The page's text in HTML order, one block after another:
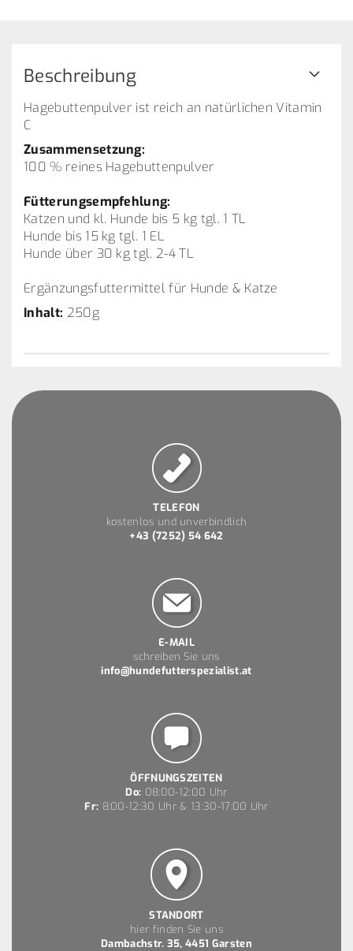
Beschreibung
Hagebuttenpulver ist reich an natürlichen Vitamin
C
Zusammensetzung:
100 % reines Hagebuttenpulver
Fütterungsempfehlung:
Katzen und kl. Hunde bis 5 kg tgl. 1 TL
Hunde bis 15 kg tgl. 1 EL
Hunde über 30 kg tgl. 2-4 TL
Ergänzungsfuttermittel für Hunde & Katze
Inhalt: 250g
TELEFON
kostenlos und unverbindlich
+43 (7252) 54 642
E-MAIL
schreiben Sie uns
info@hundefutterspezialist.at
ÖFFNUNGSZEITEN
Do: 08:00-12:00 Uhr
Fr: 8:00-12:30 Uhr & 13:30-17:00 Uhr
STANDORT
hier finden Sie uns
Dambachstr. 35, 4451 Garsten